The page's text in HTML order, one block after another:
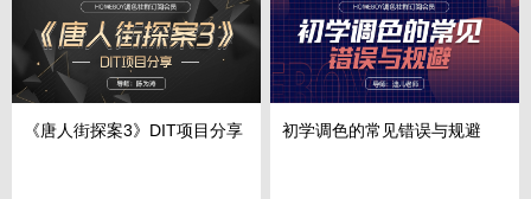
《唐人街探案3》DIT项目分享 初学调色的常见错误与规避